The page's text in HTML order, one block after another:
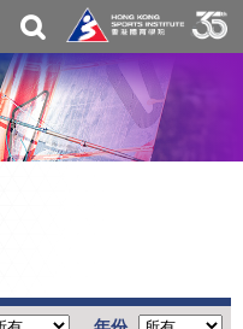
關
搜
尋